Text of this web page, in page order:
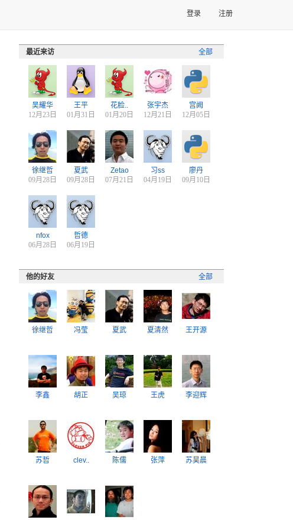
登录 注册
全部
最近来访
吴耀华
12月23日
王平
01月31日
花脸..
01月20日
张宇杰
12月21日
宫阙
12月05日
徐继哲
09月28日
夏武
09月28日
Zetao
07月21日
习ss
04月19日
廖丹
09月10日
nfox
06月28日
哲德
06月19日
全部
他的好友
徐继哲 冯莹 夏武 夏清然 王开源
李鑫 胡正 吴琼 王虎 李迎辉
苏哲 clev.. 陈儒 张萍 苏昊晨